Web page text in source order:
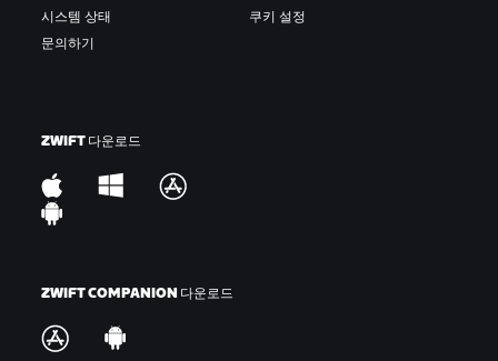
라이더 또는 라이더 그룹 간의 시간 간격이나 거리 차
서 사용되는 다른 표현으로는 '드롭 더 해머' 또는 '해머
타임' 등이 있습니다.
킹/퀸 오브 마운틴(KOM/QOM):
오프 더 백:
한 명 이상의 라이더가 메인 그룹에서 드롭되
는 상황입니다.
시스템 상태
문의하기
쿠키 설정
ZWIFT 다운로드
ZWIFT COMPANION 다운로드